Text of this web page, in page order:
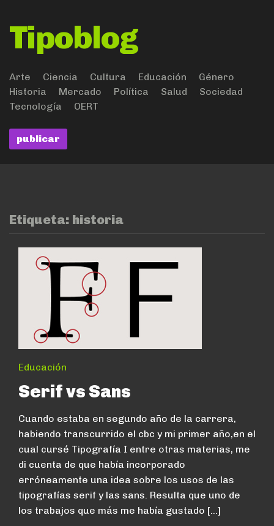
Tipoblog
Arte Ciencia Cultura Educación
Género
Historia
Mercado Política Salud
Sociedad
Tecnología
OERT
publicar
Etiqueta: historia
Educación
Serif vs Sans
Cuando estaba en segundo año de la carrera,
habiendo transcurrido el cbc y mi primer año,en el
cual cursé Tipografía I entre otras materias, me
di cuenta de que había incorporado
erróneamente una idea sobre los usos de las
tipografías serif y las sans. Resulta que uno de
los trabajos que más me había gustado […]